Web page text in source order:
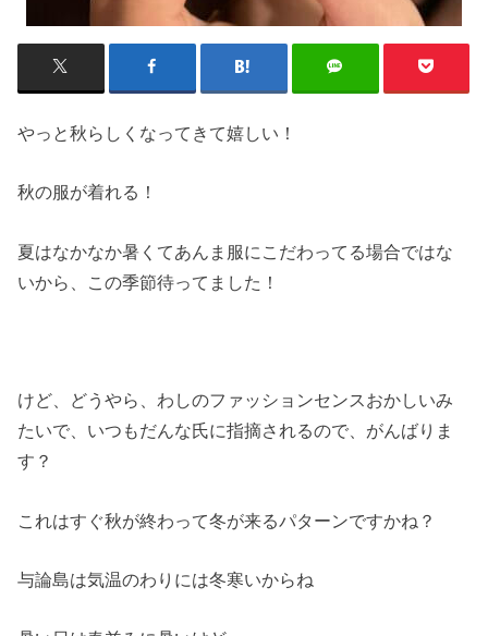
やっと秋らしくなってきて嬉しい！
秋の服が着れる！
夏はなかなか暑くてあんま服にこだわってる場合ではな
いから、この季節待ってました！
けど、どうやら、わしのファッションセンスおかしいみ
たいで、いつもだんな氏に指摘されるので、がんばりま
す？
これはすぐ秋が終わって冬が来るパターンですかね？
与論島は気温のわりには冬寒いからね